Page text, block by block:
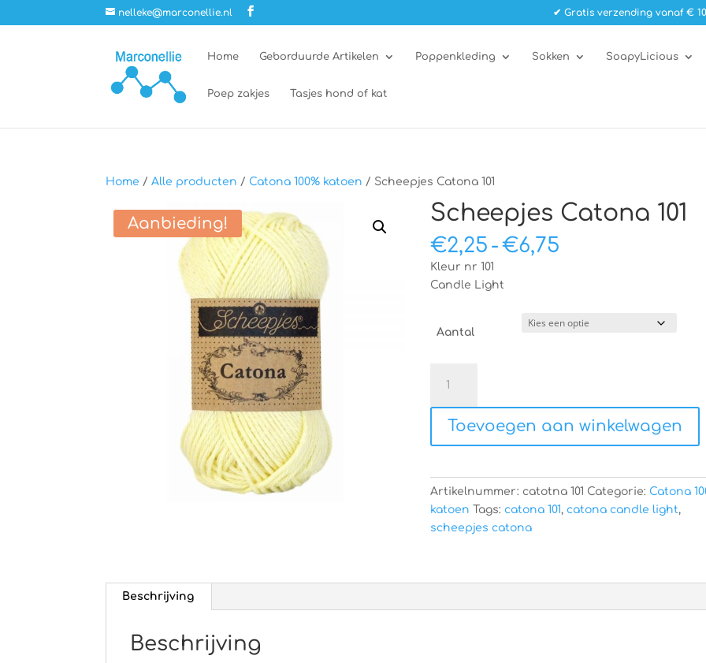
nelleke@marconellie.nl ✔ Gratis verzending vanaf €
Home Geborduurde Artikelen Poppenkleding Sokken SoapyLicious
Poep zakjes Tasjes hond of kat
Home /Alle producten / Catona 100% katoen / Scheepjes Catona 101
Aanbieding! Scheepjes Catona 101
€2,25 -€6,75
Kleur nr 101
Candle Light
Aantal
Catona
101
aantal
Toevoegen aan winkelwagen
Artikelnummer: catotna 101 Categorie: Catona
katoen Tags: catona 101, catona candle light,
scheepjes catona
Beschrijving
Beschrijving